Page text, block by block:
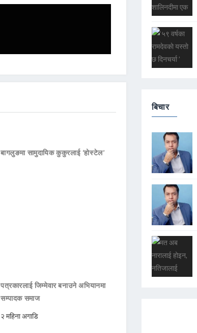
बागलुङमा सामुदायिक कुकुरलाई ‘होस्टेल’
पत्रकारलाई जिम्मेवार बनाउने अभियानमा
सम्पादक समाज
२ महिना अगाडि
बिचार